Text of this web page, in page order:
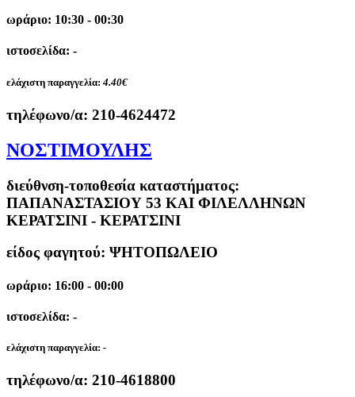
ωράριο: 10:30 - 00:30
ιστοσελίδα: -
ελάχιστη παραγγελία: 4.40€
τηλέφωνο/α: 210-4624472
ΝΟΣΤΙΜΟΥΛΗΣ
διεύθνση-τοποθεσία καταστήματος:
ΠΑΠΑΝΑΣΤΑΣΙΟΥ 53 ΚΑΙ ΦΙΛΕΛΛΗΝΩΝ
ΚΕΡΑΤΣΙΝΙ - ΚΕΡΑΤΣΙΝΙ
είδος φαγητού: ΨΗΤΟΠΩΛΕΙΟ
ωράριο: 16:00 - 00:00
ιστοσελίδα: -
ελάχιστη παραγγελία: -
τηλέφωνο/α: 210-4618800